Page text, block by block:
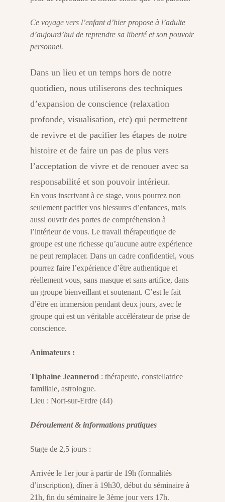
Ce voyage vers l’enfant d’hier propose à l’adulte
d’aujourd’hui de reprendre sa liberté et son pouvoir
personnel.
Dans un lieu et un temps hors de notre
quotidien, nous utiliserons des techniques
d’expansion de conscience (relaxation
profonde, visualisation, etc) qui permettent
de revivre et de pacifier les étapes de notre
histoire et de faire un pas de plus vers
l’acceptation de vivre et de renouer avec sa
responsabilité et son pouvoir intérieur.
En vous inscrivant à ce stage, vous pourrez non
seulement pacifier vos blessures d’enfances, mais
aussi ouvrir des portes de compréhension à
l’intérieur de vous. Le travail thérapeutique de
groupe est une richesse qu’aucune autre expérience
ne peut remplacer. Dans un cadre confidentiel, vous
pourrez faire l’expérience d’être authentique et
réellement vous, sans masque et sans artifice, dans
un groupe bienveillant et soutenant. C’est le fait
d’être en immersion pendant deux jours, avec le
groupe qui est un véritable accélérateur de prise de
conscience.
Animateurs :
Tiphaine Jeannerod : thérapeute, constellatrice
familiale, astrologue.
Lieu : Nort-sur-Erdre (44)
Déroulement & informations pratiques
Stage de 2,5 jours :
Arrivée le 1er jour à partir de 19h (formalités
d’inscription), dîner à 19h30, début du séminaire à
21h, fin du séminaire le 3ème jour vers 17h.